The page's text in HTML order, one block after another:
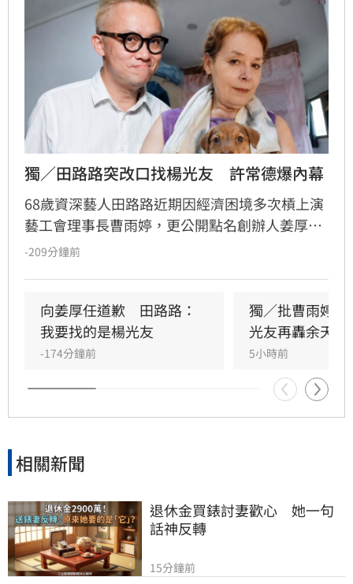
獨／田路路突改口找楊光友　許常德爆內幕
68歲資深藝人田路路近期因經濟困境多次槓上演
藝工會理事長曹雨婷，更公開點名創辦人姜厚任
出面，事後卻發文坦言搞錯對象，真正想找的是
德出面緩頰，建議田路路應先安頓好生活，並提
議透過口述歷史記錄資深藝人的故事。許常德同
時批評現任理事長曹雨婷不應神隱，呼籲工會應
展現具體作為照顧資深藝人，而非僅提供勞健保
功能。整起事件引發關注，田路路則強調目前先
處理身體狀況，後續發展仍待觀察。
-209分鐘前
向姜厚任道歉　田路路：
我要找的是楊光友
-174分鐘前
獨／批曹雨婷
光友再轟余天工
5小時前
相關新聞
退休金買錶討妻歡心　她一句
話神反轉
15分鐘前